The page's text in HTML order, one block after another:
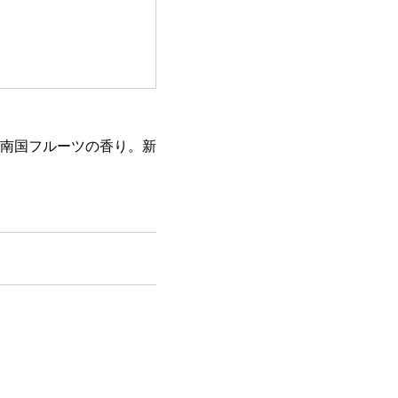
国フルーツの香り。新